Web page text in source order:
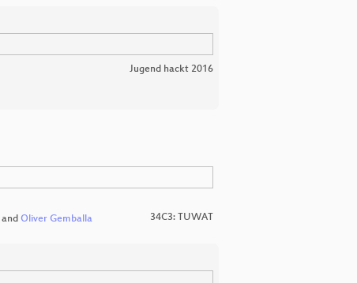
Jugend hackt 2016
and Oliver Gemballa 34C3: TUWAT